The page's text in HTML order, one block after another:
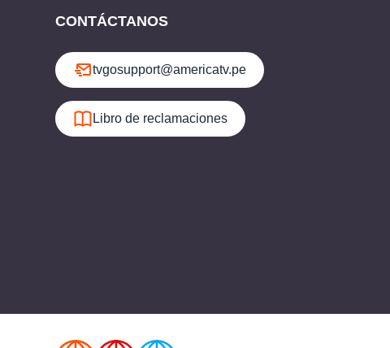
CONTÁCTANOS
tvgosupport@americatv.pe
Libro de reclamaciones